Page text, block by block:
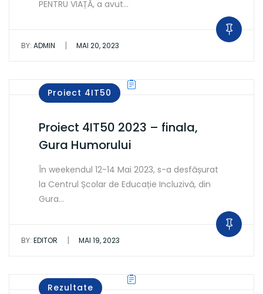
PENTRU VIAȚĂ, a avut…
BY: ADMIN | MAI 20, 2023
Proiect 4IT50
Proiect 4IT50 2023 – finala,
Gura Humorului
În weekendul 12-14 Mai 2023, s-a desfășurat
la Centrul Școlar de Educație Incluzivă, din
Gura…
BY: EDITOR | MAI 19, 2023
Rezultate